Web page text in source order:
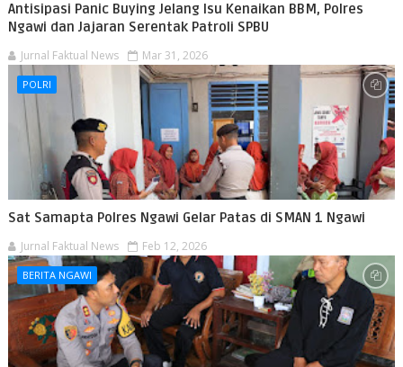
Antisipasi Panic Buying Jelang Isu Kenaikan BBM, Polres
Ngawi dan Jajaran Serentak Patroli SPBU
Jurnal Faktual News Mar 31, 2026
POLRI
Sat Samapta Polres Ngawi Gelar Patas di SMAN 1 Ngawi
Jurnal Faktual News Feb 12, 2026
BERITA NGAWI